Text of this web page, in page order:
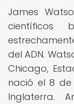
James
científicos
del ADN.
Chicago,
nació el 8 de
Inglaterra.